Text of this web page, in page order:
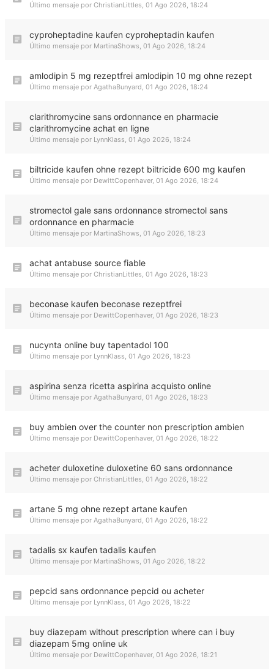
Último mensaje por ChristianLittles, 01 Ago 2026, 18:24
cyproheptadine kaufen cyproheptadin kaufen
Último mensaje por MartinaShows, 01 Ago 2026, 18:24
amlodipin 5 mg rezeptfrei amlodipin 10 mg ohne rezept
Último mensaje por AgathaBunyard, 01 Ago 2026, 18:24
clarithromycine sans ordonnance en pharmacie
clarithromycine achat en ligne
Último mensaje por LynnKlass, 01 Ago 2026, 18:24
biltricide kaufen ohne rezept biltricide 600 mg kaufen
Último mensaje por DewittCopenhaver, 01 Ago 2026, 18:24
stromectol gale sans ordonnance stromectol sans
ordonnance en pharmacie
Último mensaje por MartinaShows, 01 Ago 2026, 18:23
achat antabuse source fiable
Último mensaje por ChristianLittles, 01 Ago 2026, 18:23
beconase kaufen beconase rezeptfrei
Último mensaje por DewittCopenhaver, 01 Ago 2026, 18:23
nucynta online buy tapentadol 100
Último mensaje por LynnKlass, 01 Ago 2026, 18:23
aspirina senza ricetta aspirina acquisto online
Último mensaje por AgathaBunyard, 01 Ago 2026, 18:23
buy ambien over the counter non prescription ambien
Último mensaje por DewittCopenhaver, 01 Ago 2026, 18:22
acheter duloxetine duloxetine 60 sans ordonnance
Último mensaje por ChristianLittles, 01 Ago 2026, 18:22
artane 5 mg ohne rezept artane kaufen
Último mensaje por AgathaBunyard, 01 Ago 2026, 18:22
tadalis sx kaufen tadalis kaufen
Último mensaje por MartinaShows, 01 Ago 2026, 18:22
pepcid sans ordonnance pepcid ou acheter
Último mensaje por LynnKlass, 01 Ago 2026, 18:22
buy diazepam without prescription where can i buy
diazepam 5mg online uk
Último mensaje por DewittCopenhaver, 01 Ago 2026, 18:21